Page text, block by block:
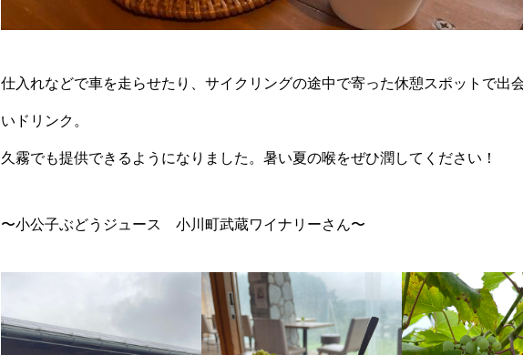
仕入れなどで車を走らせたり、サイクリングの途中で寄った休憩スポットで出
いドリンク。
久霧でも提供できるようになりました。暑い夏の喉をぜひ潤してください！
〜小公子ぶどうジュース 小川町武蔵ワイナリーさん〜